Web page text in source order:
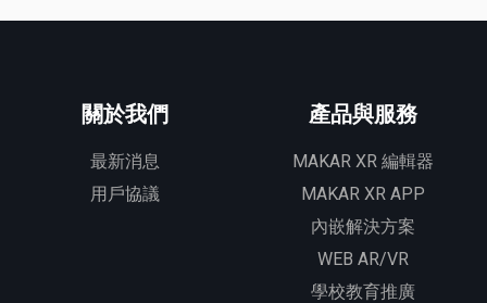
關於我們
最新消息
用戶協議
產品與服務
MAKAR XR 編輯器
MAKAR XR APP
內嵌解決方案
WEB AR/VR
學校教育推廣